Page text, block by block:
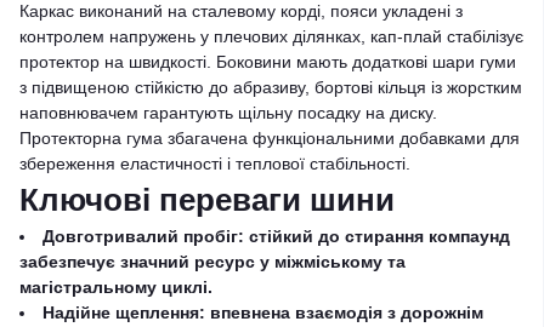
Каркас виконаний на сталевому корді, пояси укладені з
контролем напружень у плечових ділянках, кап-плай стабілізує
протектор на швидкості. Боковини мають додаткові шари гуми
з підвищеною стійкістю до абразиву, бортові кільця із жорстким
наповнювачем гарантують щільну посадку на диску.
Протекторна гума збагачена функціональними добавками для
збереження еластичності і теплової стабільності.
Ключові переваги шини
Довготривалий пробіг: стійкий до стирання компаунд
забезпечує значний ресурс у міжміському та
магістральному циклі.
Надійне щеплення: впевнена взаємодія з дорожнім